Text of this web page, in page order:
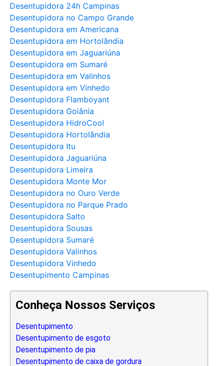
Desentupidora 24h Campinas
Desentupidora no Campo Grande
Desentupidora em Americana
Desentupidora em Hortolândia
Desentupidora em Jaguariúna
Desentupidora em Sumaré
Desentupidora em Valinhos
Desentupidora em Vinhedo
Desentupidora Flamboyant
Desentupidora Goiânia
Desentupidora HidroCool
Desentupidora Hortolândia
Desentupidora Itu
Desentupidora Jaguariúna
Desentupidora Limeira
Desentupidora Monte Mor
Desentupidora no Ouro Verde
Desentupidora no Parque Prado
Desentupidora Salto
Desentupidora Sousas
Desentupidora Sumaré
Desentupidora Valinhos
Desentupidora Vinhedo
Desentupimento Campinas
Conheça Nossos Serviços
Desentupimento
Desentupimento de esgoto
Desentupimento de pia
Desentupimento de caixa de gordura